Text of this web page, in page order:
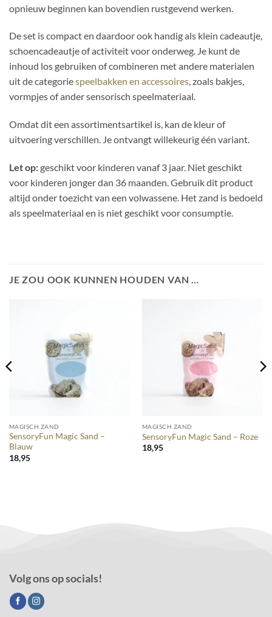
opnieuw beginnen kan bovendien rustgevend werken.
De set is compact en daardoor ook handig als klein cadeautje,
schoencadeautje of activiteit voor onderweg. Je kunt de
inhoud los gebruiken of combineren met andere materialen
uit de categoriespeelbakken en accessoires, zoals bakjes,
vormpjes of ander sensorisch speelmateriaal.
Omdat dit een assortimentsartikel is, kan de kleur of
uitvoering verschillen. Je ontvangt willekeurig één variant.
Let op:geschikt voor kinderen vanaf 3 jaar. Niet geschikt
voor kinderen jonger dan 36 maanden. Gebruik dit product
altijd onder toezicht van een volwassene. Het zand is bedoeld
als speelmateriaal en is niet geschikt voor consumptie.
JE ZOU OOK KUNNEN HOUDEN VAN …
MAGISCH ZAND
SensoryFun Magic Sand –
Blauw
18,95
MAGISCH ZAND
SensoryFun Magic Sand – Roze
18,95
Volg ons op socials!